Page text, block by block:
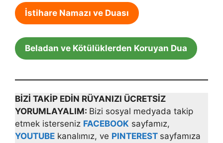
İstihare Namazı ve Duası
Beladan ve Kötülüklerden Koruyan Dua
BİZİ TAKİP EDİN RÜYANIZI ÜCRETSİZ
YORUMLAYALIM: Bizi sosyal medyada takip
etmek isterseniz FACEBOOK sayfamız,
YOUTUBE kanalımız, ve PINTEREST sayfamıza